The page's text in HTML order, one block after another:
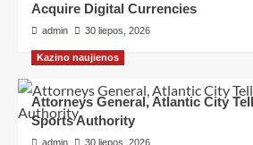
Acquire Digital Currencies
admin 30 liepos, 2026
Kazino naujienos
Attorneys General, Atlantic City
Sports Authority
admin 30 liepos, 2026